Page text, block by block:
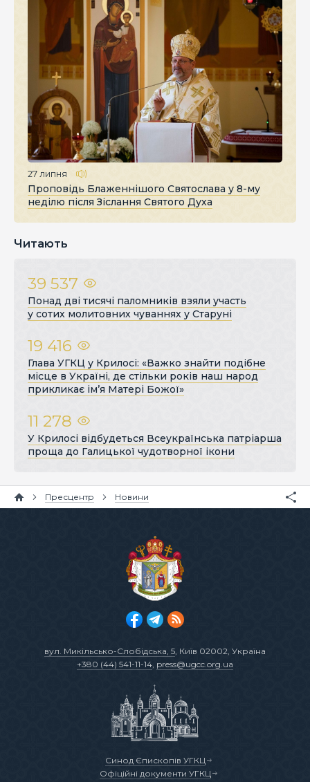
27 липня
Проповідь Блаженнішого Святослава у 8-му
неділю після Зіслання Святого Духа
Читають
39 537
Понад дві тисячі паломників взяли участь
у сотих молитовних чуваннях у Старуні
19 416
Глава УГКЦ у Крилосі: «Важко знайти подібне
місце в Україні, де стільки років наш народ
прикликає ім’я Матері Божої»
11 278
У Крилосі відбудеться Всеукраїнська патріарша
проща до Галицької чудотворної ікони
Пресцентр Новини
вул. Микільсько-Слобідська, 5, Київ 02002, Україна
+380 (44) 541-11-14, press@ugcc.org.ua
Синод Єпископів УГКЦ
Офіційні документи УГКЦ